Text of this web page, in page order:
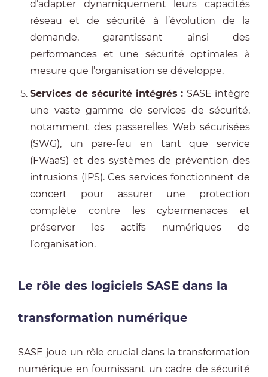
d’adapter dynamiquement leurs capacités
réseau et de sécurité à l’évolution de la
demande, garantissant ainsi des
performances et une sécurité optimales à
mesure que l’organisation se développe.
Services de sécurité intégrés : SASE intègre
une vaste gamme de services de sécurité,
notamment des passerelles Web sécurisées
(SWG), un pare-feu en tant que service
(FWaaS) et des systèmes de prévention des
intrusions (IPS). Ces services fonctionnent de
concert pour assurer une protection
complète contre les cybermenaces et
préserver les actifs numériques de
l’organisation.
Le rôle des logiciels SASE dans la
transformation numérique
SASE joue un rôle crucial dans la transformation
numérique en fournissant un cadre de sécurité